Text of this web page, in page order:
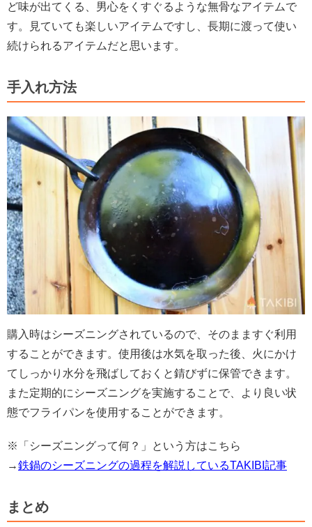
ど味が出てくる、男心をくすぐるような無骨なアイテムで
す。見ていても楽しいアイテムですし、長期に渡って使い
続けられるアイテムだと思います。
手入れ方法
購入時はシーズニングされているので、そのまますぐ利用
することができます。使用後は水気を取った後、火にかけ
てしっかり水分を飛ばしておくと錆びずに保管できます。
また定期的にシーズニングを実施することで、より良い状
態でフライパンを使用することができます。
※「シーズニングって何？」という方はこちら
→鉄鍋のシーズニングの過程を解説しているTAKIBI記事
まとめ